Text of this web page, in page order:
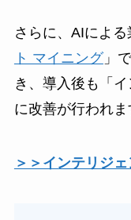
さらに、AIによる
ト マイニング」
き、導入後も「
に改善が行われま
＞＞インテリジ